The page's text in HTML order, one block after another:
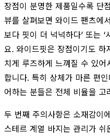
장점이 분명한 제품일수록 단
뷰를 살펴보면 와이드 팬츠에
보다 핏이 더 넉넉하다’ 또는 ‘
요. 와이드핏은 장점이기도
치게 루즈하게 느껴질 수 있
합니다. 특히 상체가 마른 편
어하는 분들은 전체 비율을 고
두 번째 주의사항은 소재감이
스테르 계열 바지는 관리가 쉬